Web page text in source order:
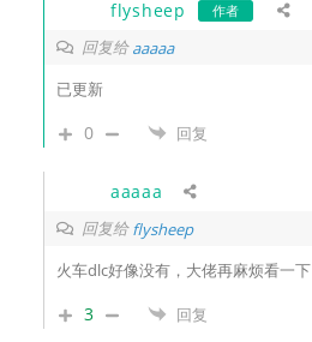
flysheep 作者
回复给aaaaa
已更新
0 回复
aaaaa
回复给flysheep
火车dlc好像没有，大佬再麻烦看一下
3 回复